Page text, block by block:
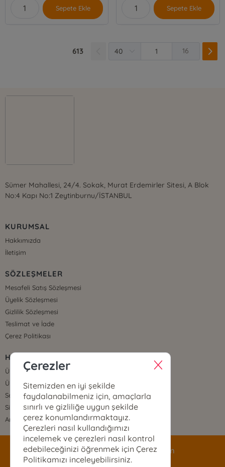
Sepete Ekle Sepete Ekle
613 16
Sümer Mahallesi, 24/4. Sokak, Murat Erdemirler Sitesi, A Blok
No:4 Kapı No:1 Zeytinburnu/İSTANBUL
KURUMSAL
Hakkımızda
İletişim
SÖZLEŞMELER
Mesafeli Satış Sözleşmesi
Üyelik Sözleşmesi
Gizlilik Sözleşmesi
Teslimat ve İade
Çerez Politikası
HIZLI ERİŞİM
Üye Ol
Üye Giriş
Sepetim
Sipariş Takip
Anasayfa
siparis@mecazyayinlari.com
Çerezler
Sitemizden en iyi şekilde
faydalanabilmeniz için, amaçlarla
sınırlı ve gizliliğe uygun şekilde
çerez konumlandırmaktayız.
Çerezleri nasıl kullandığımızı
incelemek ve çerezleri nasıl kontrol
edebileceğinizi öğrenmek için Çerez
Politikamızı inceleyebilirsiniz.